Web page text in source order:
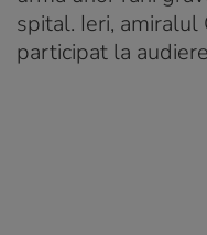
spital. Ieri, amiralul
participat la